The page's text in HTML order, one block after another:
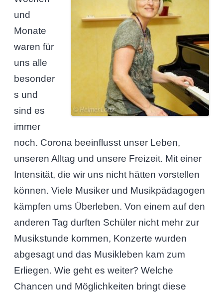
und
Monate
waren für
uns alle
besonder
s und
sind es
immer
noch. Corona beeinflusst unser Leben,
unseren Alltag und unsere Freizeit. Mit einer
Intensität, die wir uns nicht hätten vorstellen
können. Viele Musiker und Musikpädagogen
kämpfen ums Überleben. Von einem auf den
anderen Tag durften Schüler nicht mehr zur
Musikstunde kommen, Konzerte wurden
abgesagt und das Musikleben kam zum
Erliegen. Wie geht es weiter? Welche
Chancen und Möglichkeiten bringt diese